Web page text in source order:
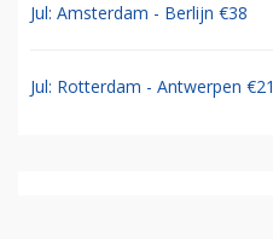
Jul: Amsterdam - Berlijn €38
Jul: Rotterdam - Antwerpen €21